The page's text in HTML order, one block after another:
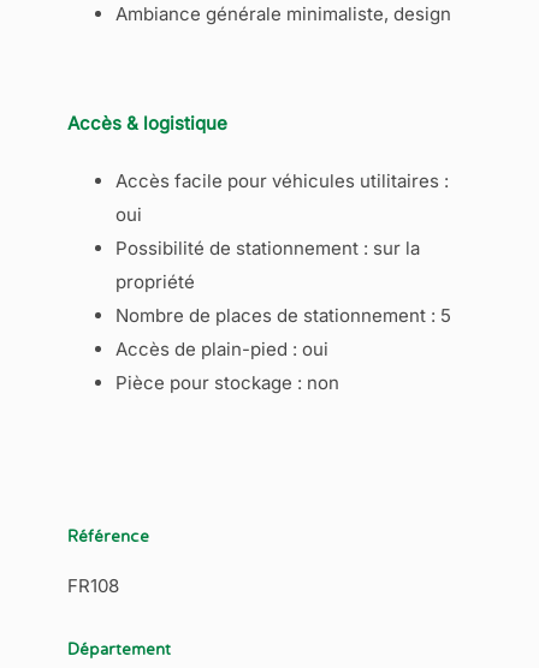
Ambiance générale minimaliste, design
Accès & logistique
Accès facile pour véhicules utilitaires :
oui
Possibilité de stationnement : sur la
propriété
Nombre de places de stationnement : 5
Accès de plain-pied : oui
Pièce pour stockage : non
Référence
FR108
Département